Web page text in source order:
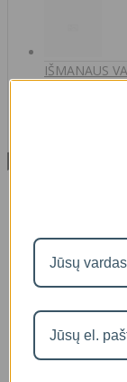
IŠMANAUS
Apsipirkimo
Garantijos
Atsiskaitymas
NAUJIENOS
Facebook
Informacija